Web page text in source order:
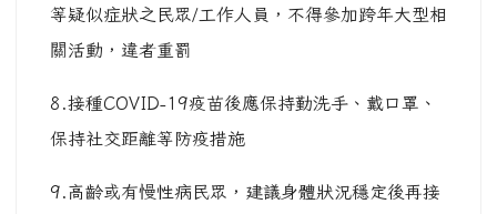
等疑似症狀之民眾/工作人員，不得參加跨年大型相
關活動，違者重罰
8.接種COVID-19疫苗後應保持勤洗手、戴口罩、
保持社交距離等防疫措施
9.高齡或有慢性病民眾，建議身體狀況穩定後再接